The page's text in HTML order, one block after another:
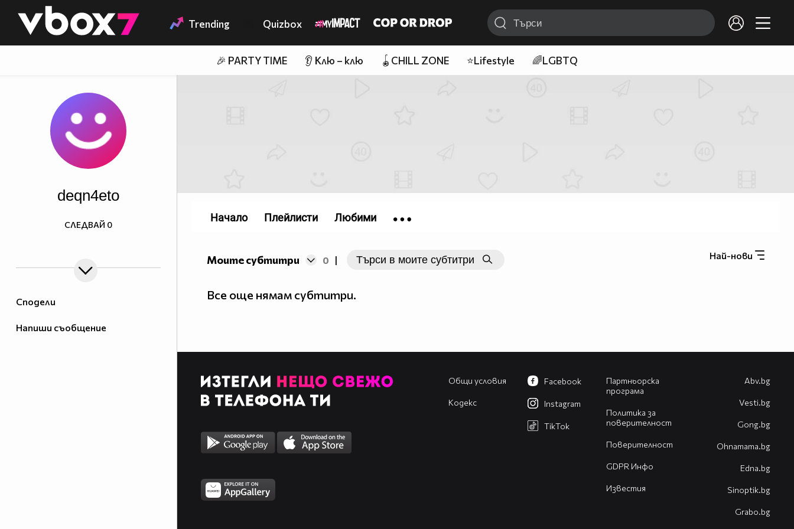
👾 Trending Quizbox
🎉 PARTY TIME 👂 Клю – клю 🪀CHILL ZONE ⭐Lifestyle 🌈LGBTQ
Сподели
Напиши съобщение
deqn4eto
СЛЕДВАЙ 0
Моите субтитри 0 | Най-нови
Все още нямам субтитри.
Начало Плейлисти Любими
Общи условия
Кодекс
Партньорска
програма
Политика за
поверителност
Поверителност
GDPR Инфо
Известия
Facebook
Instagram
TikTok
Abv.bg
Vesti.bg
Gong.bg
Оhnamama.bg
Edna.bg
Sinoptik.bg
Grabo.bg